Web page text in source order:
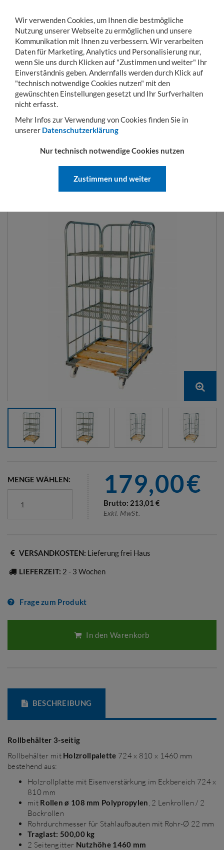
Toggle
navigation
MENÜ KONTO WARENKORB
Sie sind hier: Transportwagen Rollbehälter
ROLLBEHÄLTER 724 X 810 MM
NUTZHÖHE 1460 MM 3SEITIG
MIT HOLZBODEN
MENGE WÄHLEN: 179,00€
Brutto: 213,01 €
Exkl. MwSt.
VERSANDKOSTEN: Lieferung frei Haus
LIEFERZEIT: 2 - 3 Wochen
Frage zum Produkt
In den Warenkorb
BESCHREIBUNG
Rollbehälter 3-seitig
Rollbehälter mit Holzrollpalette 724 x 810 x 1460 mm
bestehend aus:
Holzrollplatte mit Eisenverstärkung im Eckbereich 724 x
810 mm
mitRollen ø 108 mm Polypropylen, 2 Lenkrollen / 2
Bockrollen
Rohrdurchmesser für Stahlaufbauten mit Rohr-Ø 22 mm
Traglast: 500,00 kg
2 Seitengitter Nutzhöhe 1460 mm
Wir verwenden Cookies, um Ihnen die bestmögliche
Nutzung unserer Webseite zu ermöglichen und unsere
Kommunikation mit Ihnen zu verbessern. Wir verarbeiten
Daten für Marketing, Analytics und Personalisierung nur,
wenn Sie uns durch Klicken auf "Zustimmen und weiter" Ihr
Einverständnis geben. Andernfalls werden durch Klick auf
"technisch notwendige Cookies nutzen" mit den
gewünschten Einstellungen gesetzt und Ihr Surfverhalten
nicht erfasst.
Mehr Infos zur Verwendung von Cookies finden Sie in
unserer Datenschutzerklärung
Nur technisch notwendige Cookies nutzen
Zustimmen und weiter